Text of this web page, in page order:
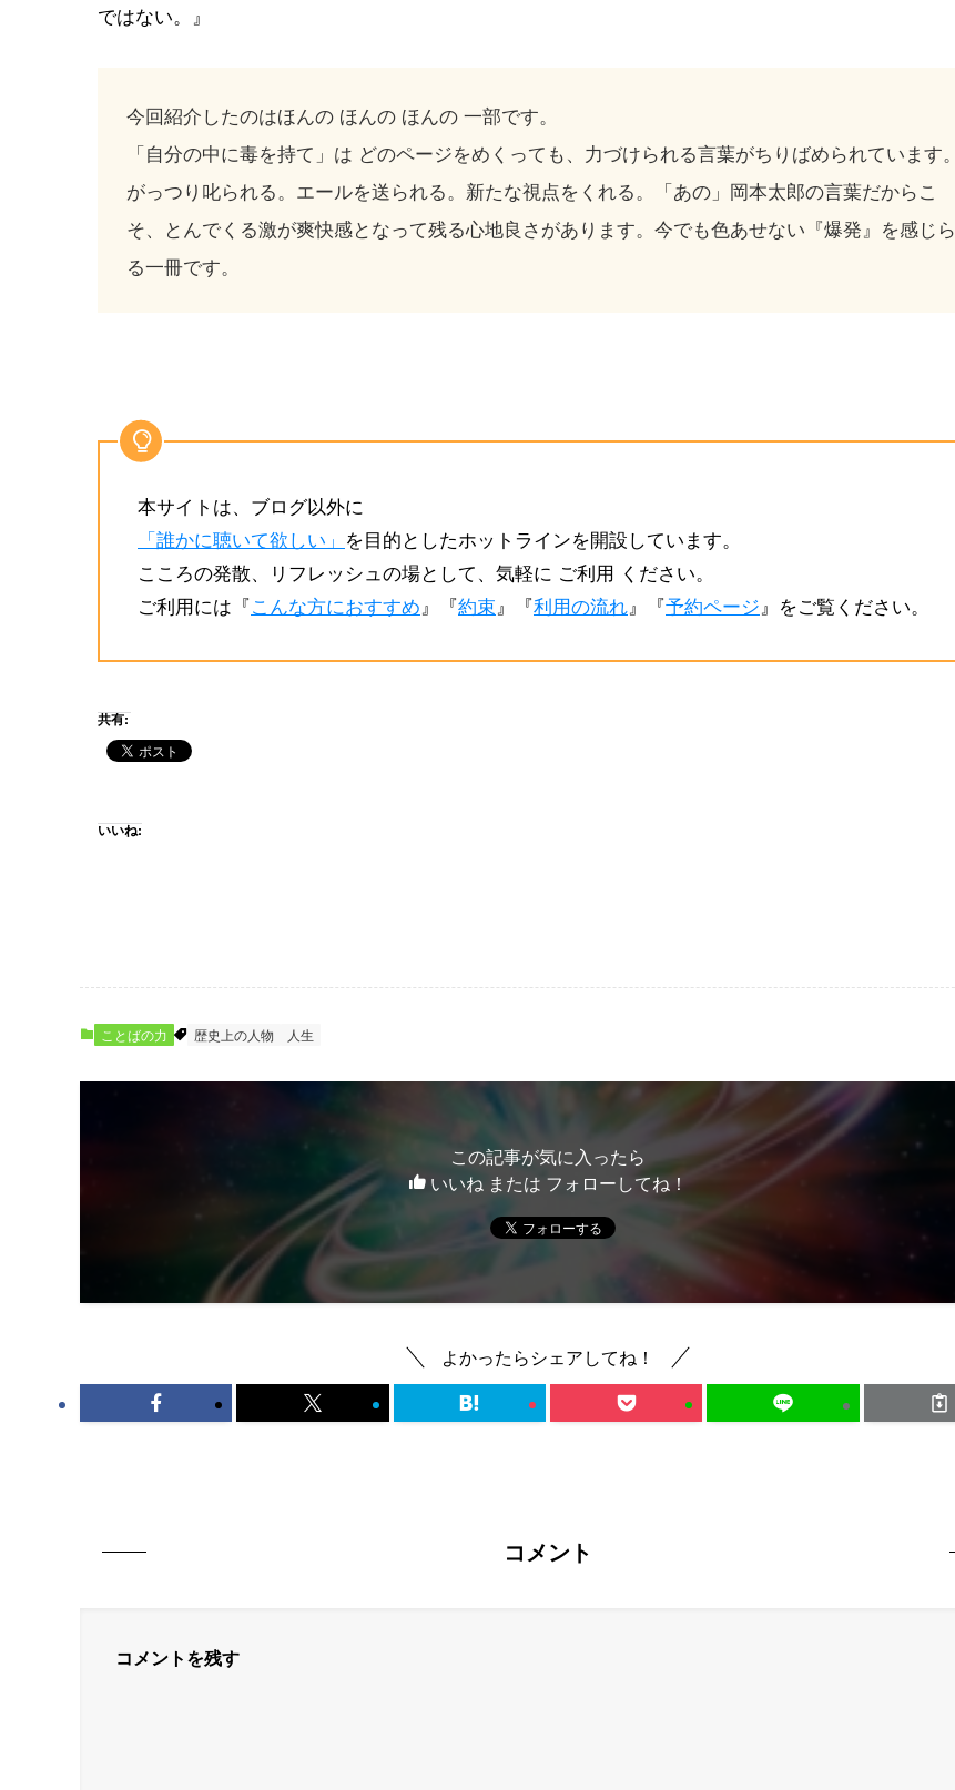
ではない。』
今回紹介したのはほんの ほんの ほんの 一部です。
「自分の中に毒を持て」は どのページをめくっても、力づけられる言葉がちりばめられています。
がっつり叱られる。エールを送られる。新たな視点をくれる。「あの」岡本太郎の言葉だからこ
そ、とんでくる激が爽快感となって残る心地良さがあります。今でも色あせない『爆発』を感じら
る一冊です。
本サイトは、ブログ以外に
「誰かに聴いて欲しい」 を目的としたホットラインを開設しています。
こころの発散、リフレッシュの場として、気軽に ご利用 ください。
ご利用には『こんな方におすすめ』『約束』『利用の流れ』『予約ページ』をご覧ください。
共有:
いいね:
ことばの力 歴史上の人物 人生
この記事が気に入ったら
いいね または フォローしてね！
よかったらシェアしてね！
コメント
コメントを残す